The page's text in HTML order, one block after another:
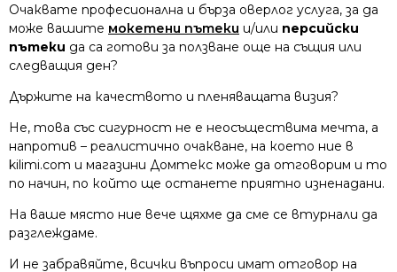
Очаквате професионална и бърза оверлог услуга, за да
може вашите мокетени пътеки и/или персийски
пътеки да са готови за ползване още на същия или
следващия ден?
Държите на качеството и пленяващата визия?
Не, това със сигурност не е неосъществима мечта, а
напротив – реалистично очакване, на което ние в
kilimi.com и магазини Домтекс може да отговорим и то
по начин, по който ще останете приятно изненадани.
На ваше място ние вече щяхме да сме се втурнали да
разглеждаме.
И не забравяйте, всички въпроси имат отговор на